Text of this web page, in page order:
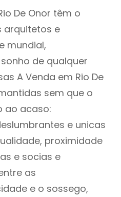
De Onor têm o
arquitetos e
mundial,
de qualquer
A Venda em Rio De
sem que o
ao acaso:
e unicas
proximidade
e socias e
as
e o sossego,